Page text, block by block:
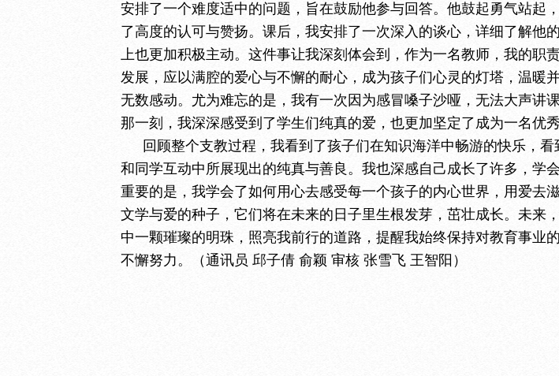
安排了一个难度适中的问题，旨在鼓励他参与回答。他鼓起勇气站起
了高度的认可与赞扬。课后，我安排了一次深入的谈心，详细了解他
上也更加积极主动。这件事让我深刻体会到，作为一名教师，我的职
发展，应以满腔的爱心与不懈的耐心，成为孩子们心灵的灯塔，温暖
无数感动。尤为难忘的是，我有一次因为感冒嗓子沙哑，无法大声讲
那一刻，我深深感受到了学生们纯真的爱，也更加坚定了成为一名优秀
回顾整个支教过程，我看到了孩子们在知识海洋中畅游的快乐，
和同学互动中所展现出的纯真与善良。我也深感自己成长了许多，学
重要的是，我学会了如何用心去感受每一个孩子的内心世界，用爱去
文学与爱的种子，它们将在未来的日子里生根发芽，茁壮成长。未来
中一颗璀璨的明珠，照亮我前行的道路，提醒我始终保持对教育事业
不懈努力。（通讯员 邱子倩 俞颖 审核 张雪飞 王智阳）